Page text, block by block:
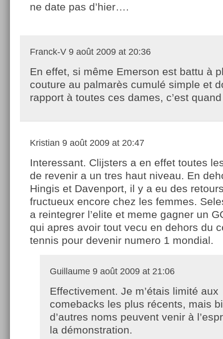
ne date pas d’hier….
Franck-V 9 août 2009 at 20:36
En effet, si même Emerson est battu à
couture au palmarès cumulé simple et
rapport à toutes ces dames, c’est
Kristian 9 août 2009 at 20:47
Interessant. Clijsters a en effet toutes
de revenir a un tres haut niveau. En
Hingis et Davenport, il y a eu des
fructueux encore chez les femmes.
a reintegrer l’elite et meme gagner un
qui apres avoir tout vecu en dehors du
tennis pour devenir numero 1 mondial.
Guillaume 9 août 2009 at 21:06
Effectivement. Je m’étais limité aux
comebacks les plus récents, mais
d’autres noms peuvent venir à
la démonstration.